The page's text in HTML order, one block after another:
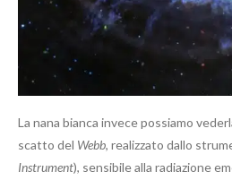
La nana bianca invece possiamo
scatto del Webb, realizzato dallo
Instrument), sensibile alla radiazione